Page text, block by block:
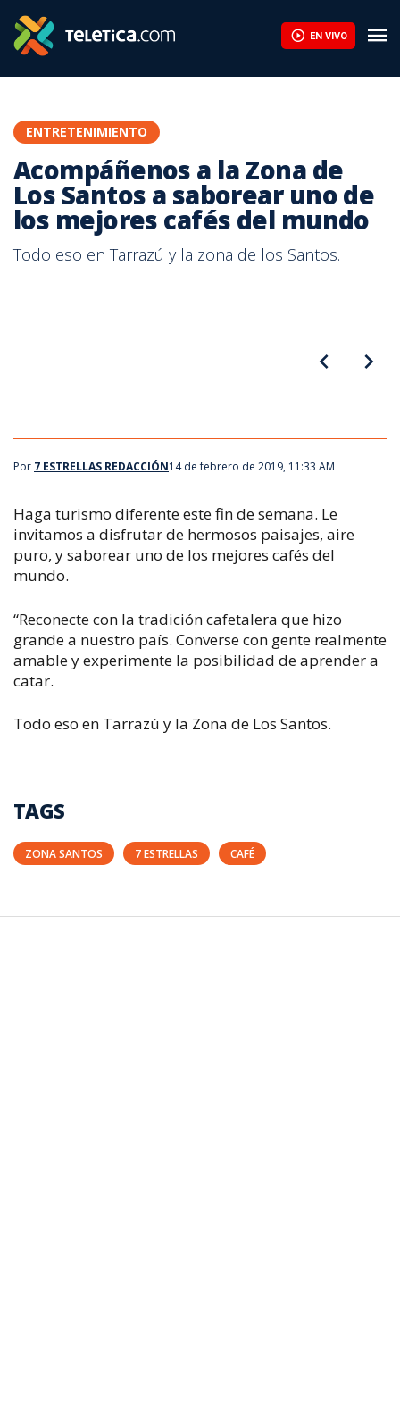
EN VIVO
ENTRETENIMIENTO
Acompáñenos a la Zona de
Los Santos a saborear uno de
los mejores cafés del mundo
Todo eso en Tarrazú y la zona de los Santos.
Por 7 ESTRELLAS REDACCIÓN14 de febrero de 2019, 11:33 AM
Haga turismo diferente este fin de semana. Le
invitamos a disfrutar de hermosos paisajes, aire
puro, y saborear uno de los mejores cafés del
mundo.
“Reconecte con la tradición cafetalera que hizo
grande a nuestro país. Converse con gente realmente
amable y experimente la posibilidad de aprender a
catar.
Todo eso en Tarrazú y la Zona de Los Santos.
TAGS
ZONA SANTOS 7 ESTRELLAS CAFÉ